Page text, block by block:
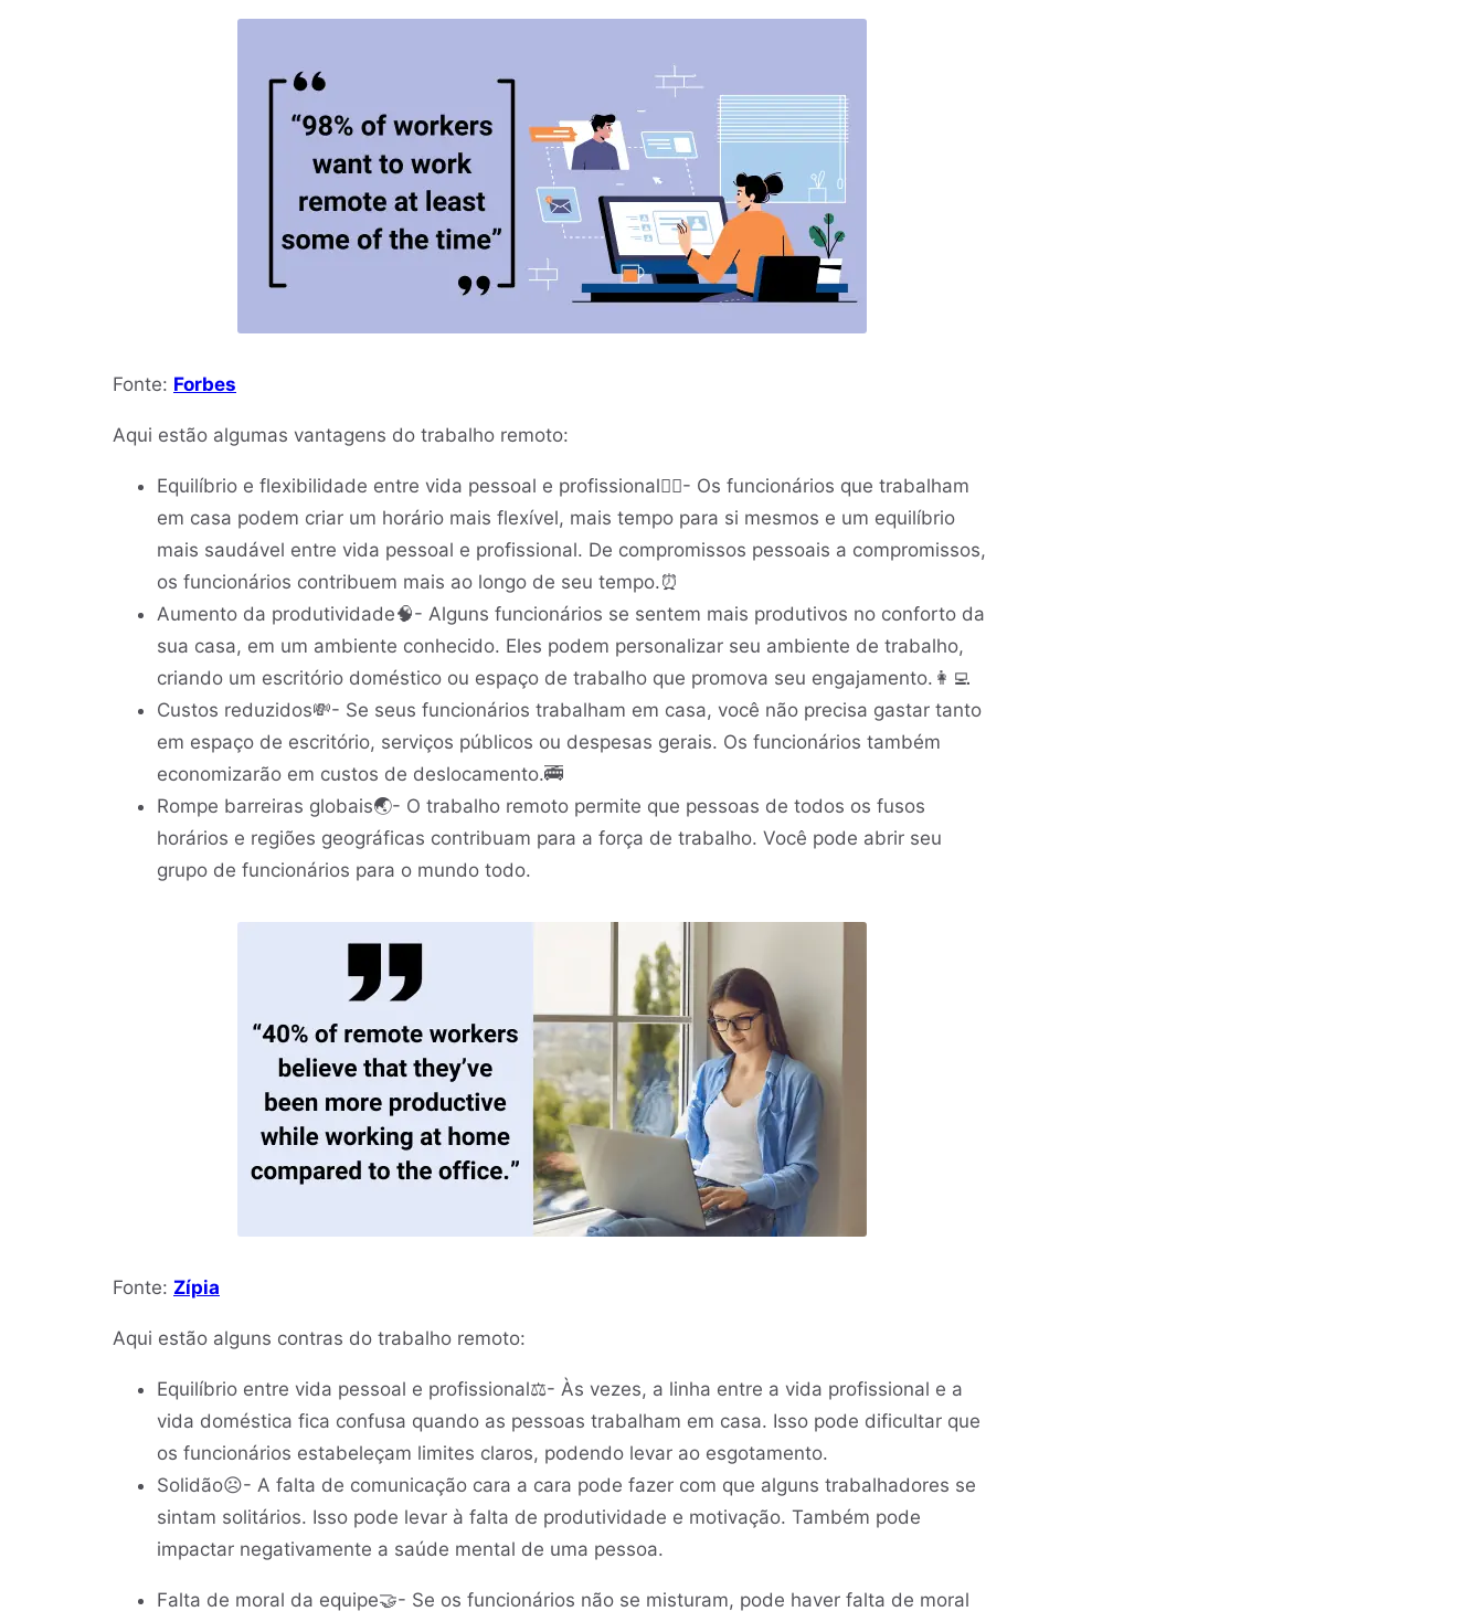
Fonte: Forbes
Aqui estão algumas vantagens do trabalho remoto:
Equilíbrio e flexibilidade entre vida pessoal e profissional🤸‍♀️- Os funcionários que trabalham
em casa podem criar um horário mais flexível, mais tempo para si mesmos e um equilíbrio
mais saudável entre vida pessoal e profissional. De compromissos pessoais a compromissos,
os funcionários contribuem mais ao longo de seu tempo.⏰
Aumento da produtividade🧠- Alguns funcionários se sentem mais produtivos no conforto da
sua casa, em um ambiente conhecido. Eles podem personalizar seu ambiente de trabalho,
criando um escritório doméstico ou espaço de trabalho que promova seu engajamento.👩‍💻
Custos reduzidos💸- Se seus funcionários trabalham em casa, você não precisa gastar tanto
em espaço de escritório, serviços públicos ou despesas gerais. Os funcionários também
economizarão em custos de deslocamento.🚎
Rompe barreiras globais🌏- O trabalho remoto permite que pessoas de todos os fusos
horários e regiões geográficas contribuam para a força de trabalho. Você pode abrir seu
grupo de funcionários para o mundo todo.
Fonte: Zípia
Aqui estão alguns contras do trabalho remoto:
Equilíbrio entre vida pessoal e profissional⚖️- Às vezes, a linha entre a vida profissional e a
vida doméstica fica confusa quando as pessoas trabalham em casa. Isso pode dificultar que
os funcionários estabeleçam limites claros, podendo levar ao esgotamento.
Solidão☹️- A falta de comunicação cara a cara pode fazer com que alguns trabalhadores se
sintam solitários. Isso pode levar à falta de produtividade e motivação. Também pode
impactar negativamente a saúde mental de uma pessoa.
Falta de moral da equipe🤝- Se os funcionários não se misturam, pode haver falta de moral